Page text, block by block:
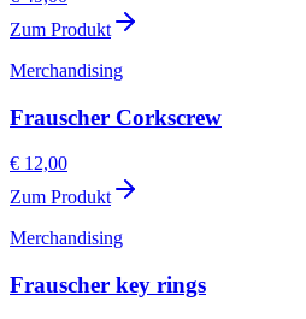
Zum Produkt
Merchandising
Frauscher Corkscrew
€ 12,00
Zum Produkt
Merchandising
Frauscher key rings